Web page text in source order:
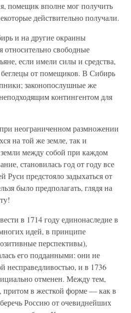
помещик вполне мог получить
действительно получали.
и на другие окраины
относительно свободные
если имели силы и средства,
от помещиков. В Сибирь
законопослушные же
контингентом для
неограниченном размножении
на той же земле, так и
между собой при каждом
становилась год от году все
Руси предстояло задыхаться от
было предполагать, глядя на
в 1714 году единонаследие в
идей, в принципе
перспективы),
его подданными: они не
несправедливостью, и в 1736
отменен. Между тем,
притом в жесткой форме — как в
Россию от очевиднейших